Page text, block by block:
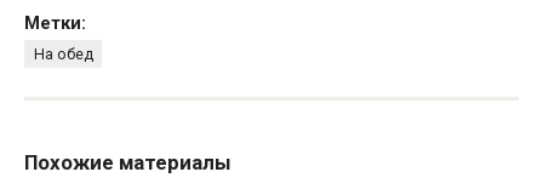
Метки:
На обед
Похожие материалы